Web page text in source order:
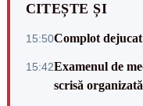
CITEȘTE ȘI
15:50Complot
15:42Examenul de
scrisă